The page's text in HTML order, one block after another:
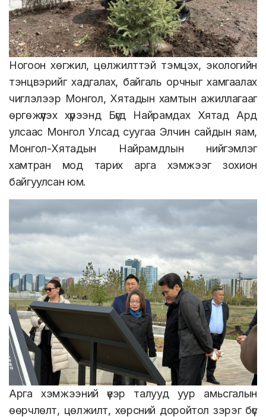
Ногоон хөгжил, цөлжилттэй тэмцэх, экологийн
тэнцвэрийг хадгалах, байгаль орчныг хамгаалах
чиглэлээр Монгол, Хятадын хамтын ажиллагааг
өргөжүүлэх хүрээнд Бүгд Найрамдах Хятад Ард
улсаас Монгол Улсад суугаа Элчин сайдын яам,
Монгол-Хятадын Найрамдлын нийгэмлэг
хамтран мод тарих арга хэмжээг зохион
байгуулсан юм.
Арга хэмжээний үеэр талууд уур амьсгалын
өөрчлөлт, цөлжилт, хөрсний доройтол зэрэг бүс